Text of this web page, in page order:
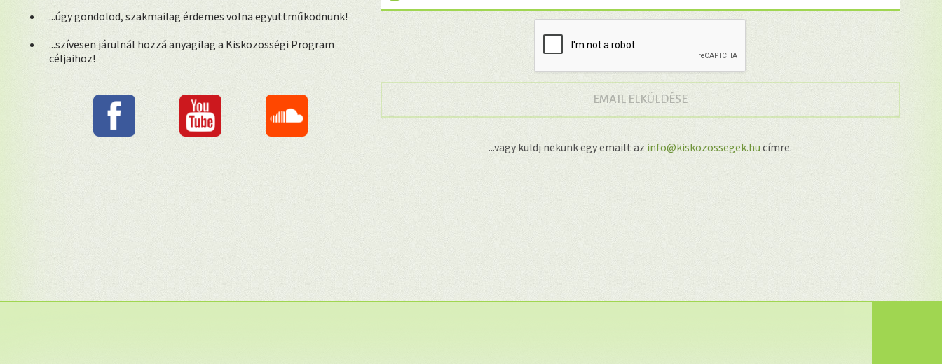
...úgy gondolod, szakmailag érdemes volna együttműködnünk!
...szívesen járulnál hozzá anyagilag a Kisközösségi Program
céljaihoz!
EMAIL ELKÜLDÉSE
...vagy küldj nekünk egy emailt az info@kiskozossegek.hucímre.